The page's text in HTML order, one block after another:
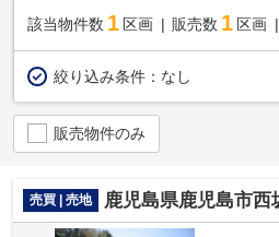
該当物件数 1 区画 販売数 1 区画
絞り込み条件： なし
販売物件のみ
売買 | 売地 鹿児島県鹿児島市西